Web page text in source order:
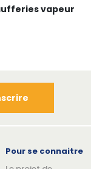
vapeur
Pour se connaitre